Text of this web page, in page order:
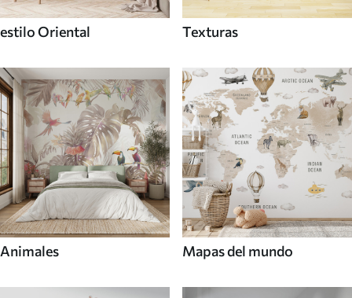
estilo Oriental Texturas
Animales Mapas del mundo